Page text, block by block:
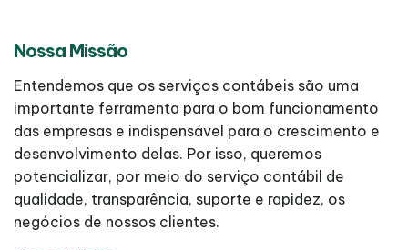
Nossa Missão
Entendemos que os serviços contábeis são uma
importante ferramenta para o bom funcionamento
das empresas e indispensável para o crescimento e
desenvolvimento delas. Por isso, queremos
potencializar, por meio do serviço contábil de
qualidade, transparência, suporte e rapidez, os
negócios de nossos clientes.